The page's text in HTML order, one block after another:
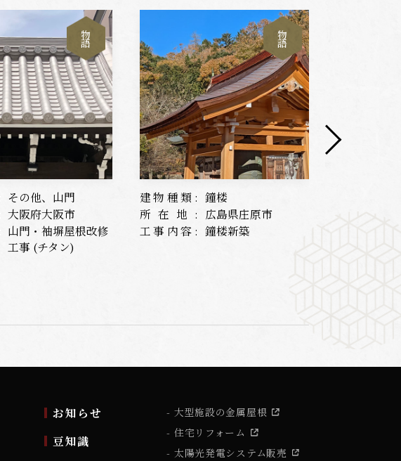
物
語
その他、山門
大阪府大阪市
山門・袖塀屋根改修
工事 (チタン)
物
語
建物種類: 鐘楼
所在地: 広島県庄原市
工事内容: 鐘楼新築
お知らせ
豆知識
大型施設の金属屋根
住宅リフォーム
太陽光発電システム販売